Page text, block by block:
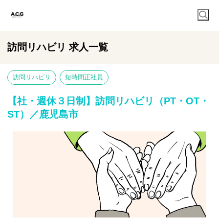
訪問リハビリ 求人一覧
訪問リハビリ 短時間正社員
【社・週休３日制】訪問リハビリ（PT・OT・
ST）／鹿児島市